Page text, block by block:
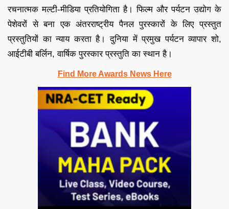
रचनात्मक मल्टी-मीडिया प्रतियोगिता है। फिल्म और पर्यटन उद्योग के
पेशेवरों से बना एक अंतरराष्ट्रीय पैनल पुरस्कारों के लिए प्रस्तुत
प्रस्तुतियों का न्याय करता है। दुनिया में प्रमुख पर्यटन व्यापार शो,
आईटीबी बर्लिन, वार्षिक पुरस्कार प्रस्तुति का स्थान है।
Find More Awards News Here